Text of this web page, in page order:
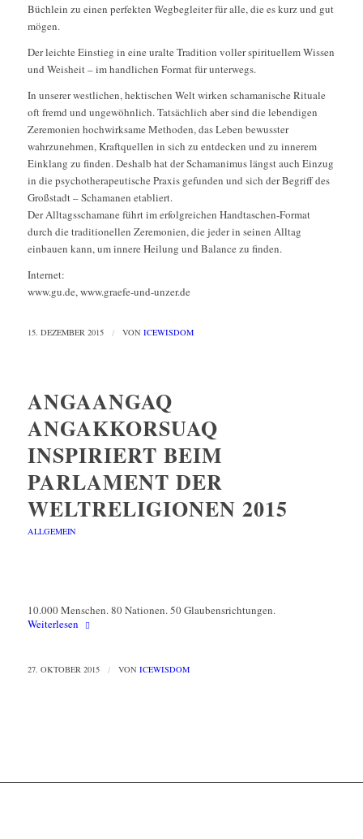
Büchlein zu einen perfekten Wegbegleiter für alle, die es kurz und gut
mögen.
Der leichte Einstieg in eine uralte Tradition voller spirituellem Wissen
und Weisheit – im handlichen Format für unterwegs.
In unserer westlichen, hektischen Welt wirken schamanische Rituale
oft fremd und ungewöhnlich. Tatsächlich aber sind die lebendigen
Zeremonien hochwirksame Methoden, das Leben bewusster
wahrzunehmen, Kraftquellen in sich zu entdecken und zu innerem
Einklang zu finden. Deshalb hat der Schamanimus längst auch Einzug
in die psychotherapeutische Praxis gefunden und sich der Begriff des
Großstadt – Schamanen etabliert.
Der Alltagsschamane führt im erfolgreichen Handtaschen-Format
durch die traditionellen Zeremonien, die jeder in seinen Alltag
einbauen kann, um innere Heilung und Balance zu finden.
Internet:
www.gu.de, www.graefe-und-unzer.de
15. DEZEMBER 2015 / VON ICEWISDOM
ANGAANGAQ
ANGAKKORSUAQ
INSPIRIERT BEIM
PARLAMENT DER
WELTRELIGIONEN 2015
ALLGEMEIN
10.000 Menschen. 80 Nationen. 50 Glaubensrichtungen.
Weiterlesen
27. OKTOBER 2015 / VON ICEWISDOM